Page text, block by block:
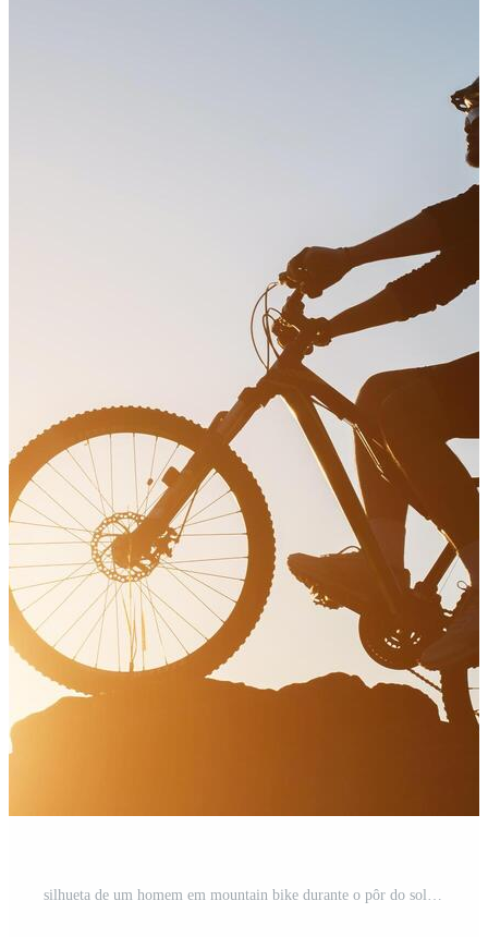
silhueta de um homem em mountain bike durante o pôr do sol. Foto Grátis